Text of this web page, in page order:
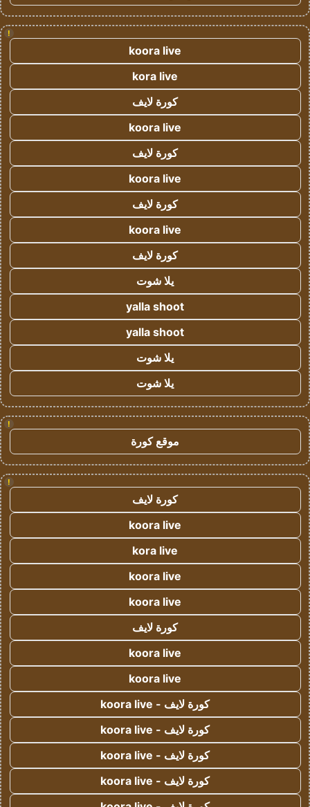
!
koora live
kora live
كورة لايف
koora live
كورة لايف
koora live
كورة لايف
koora live
كورة لايف
يلا شوت
yalla shoot
yalla shoot
يلا شوت
يلا شوت
!
موقع كورة
!
كورة لايف
koora live
kora live
koora live
koora live
كورة لايف
koora live
koora live
كورة لايف - koora live
كورة لايف - koora live
كورة لايف - koora live
كورة لايف - koora live